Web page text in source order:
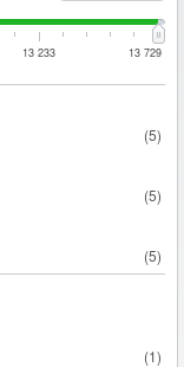
13 233 13 729
(5)
(5)
(5)
(1)